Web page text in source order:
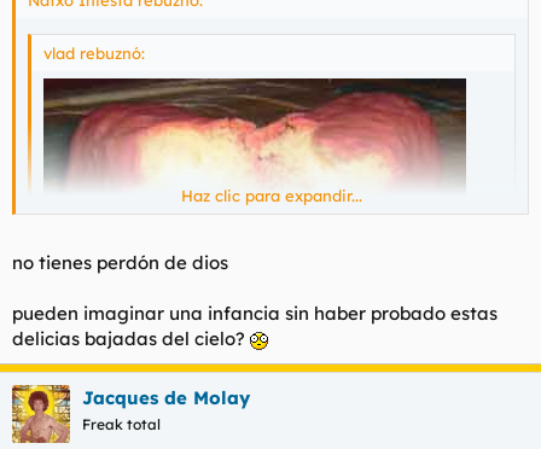
vlad rebuznó:
Jajajaja :!: Te molan mucho o que :?:Yo desos no he probao,
pero bollicaos a saco
Haz clic para expandir...
no tienes perdón de dios
pueden imaginar una infancia sin haber probado estas
delicias bajadas del cielo?
Jacques de Molay
Freak total